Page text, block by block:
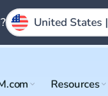
Resources
United States |